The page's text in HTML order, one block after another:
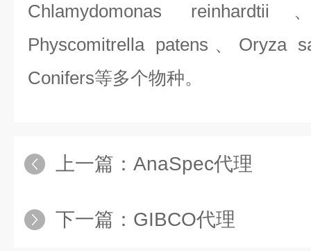
Chlamydomonas reinhardtii
Physcomitrella patens、Oryza
Conifers等多个物种。
上一篇： AnaSpec代理
下一篇： GIBCO代理